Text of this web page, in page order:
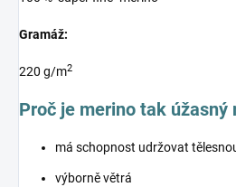
Gramáž:
220 g/m2
Proč je merino tak úžasný
má schopnost udržovat
výborně větrá